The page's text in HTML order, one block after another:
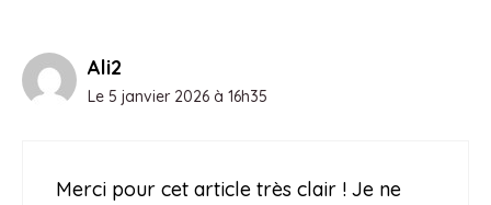
Ali2
Le 5 janvier 2026 à 16h35
Merci pour cet article très clair ! Je ne